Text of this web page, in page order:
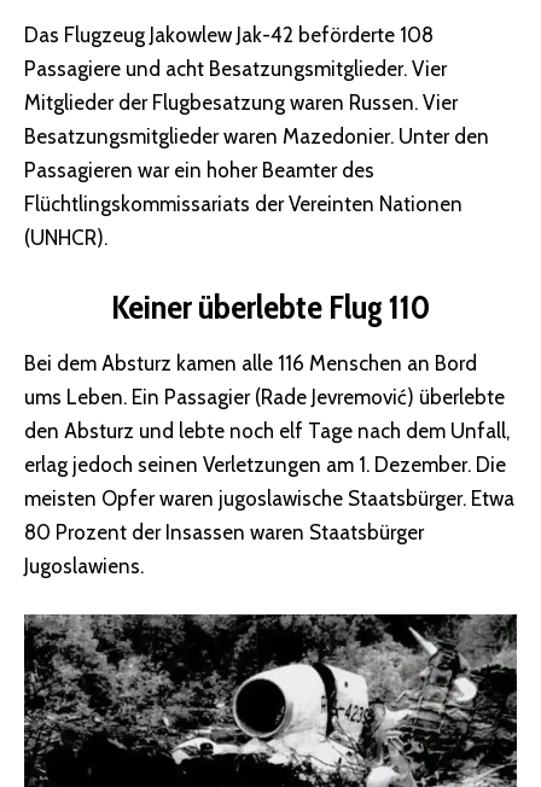
Das Flugzeug Jakowlew Jak-42 beförderte 108
Passagiere und acht Besatzungsmitglieder. Vier
Mitglieder der Flugbesatzung waren Russen. Vier
Besatzungsmitglieder waren Mazedonier. Unter den
Passagieren war ein hoher Beamter des
Flüchtlingskommissariats der Vereinten Nationen
(UNHCR).
Keiner überlebte Flug 110
Bei dem Absturz kamen alle 116 Menschen an Bord
ums Leben. Ein Passagier (Rade Jevremović) überlebte
den Absturz und lebte noch elf Tage nach dem Unfall,
erlag jedoch seinen Verletzungen am 1. Dezember. Die
meisten Opfer waren jugoslawische Staatsbürger. Etwa
80 Prozent der Insassen waren Staatsbürger
Jugoslawiens.